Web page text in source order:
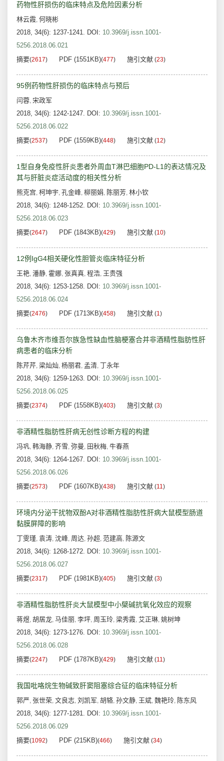
药物性肝损伤的临床特点及危险因素分析
林云霞, 何晓彬
2018, 34(6): 1237-1241. DOI: 10.3969/j.issn.1001-
5256.2018.06.021
摘要(2617) PDF (1551KB)(477) 施引文献 (23)
95例药物性肝损伤的临床特点与预后
闫蓉, 宋政军
2018, 34(6): 1242-1247. DOI: 10.3969/j.issn.1001-
5256.2018.06.022
摘要(2537) PDF (1559KB)(448) 施引文献 (12)
1型自身免疫性肝炎患者外周血T淋巴细胞PD-L1的表达情况及
其与肝脏炎症活动度的相关性分析
熊克宫, 柯坤宇, 孔金峰, 柳丽娟, 陈丽芳, 林小钦
2018, 34(6): 1248-1252. DOI: 10.3969/j.issn.1001-
5256.2018.06.023
摘要(2647) PDF (1843KB)(429) 施引文献 (10)
12例IgG4相关硬化性胆管炎临床特征分析
王艳, 潘静, 霍娜, 张真真, 程浩, 王贵强
2018, 34(6): 1253-1258. DOI: 10.3969/j.issn.1001-
5256.2018.06.024
摘要(2476) PDF (1713KB)(458) 施引文献 (1)
乌鲁木齐市维吾尔族急性缺血性脑梗塞合并非酒精性脂肪性肝
病患者的临床分析
陈芹芹, 梁灿灿, 杨丽君, 孟清, 丁永年
2018, 34(6): 1259-1263. DOI: 10.3969/j.issn.1001-
5256.2018.06.025
摘要(2374) PDF (1558KB)(403) 施引文献 (3)
非酒精性脂肪性肝病无创性诊断方程的构建
冯巩, 韩海静, 齐雪, 弥曼, 田秋梅, 牛春燕
2018, 34(6): 1264-1267. DOI: 10.3969/j.issn.1001-
5256.2018.06.026
摘要(2573) PDF (1607KB)(438) 施引文献 (11)
环境内分泌干扰物双酚A对非酒精性脂肪性肝病大鼠模型肠道
黏膜屏障的影响
丁雯瑾, 袁涛, 沈峰, 周达, 孙超, 范建高, 陈源文
2018, 34(6): 1268-1272. DOI: 10.3969/j.issn.1001-
5256.2018.06.027
摘要(2317) PDF (1981KB)(405) 施引文献 (3)
非酒精性脂肪性肝炎大鼠模型中小檗碱抗氧化效应的观察
蒋煜, 胡居龙, 马佳丽, 李坪, 周玉玲, 梁秀霞, 艾正琳, 姚树坤
2018, 34(6): 1273-1276. DOI: 10.3969/j.issn.1001-
5256.2018.06.028
摘要(2247) PDF (1787KB)(429) 施引文献 (11)
我国吡咯烷生物碱致肝窦阻塞综合征的临床特征分析
郭严, 张世荣, 文良志, 刘凯军, 胡辂, 孙文静, 王斌, 魏艳玲, 陈东风
2018, 34(6): 1277-1281. DOI: 10.3969/j.issn.1001-
5256.2018.06.029
摘要(1092) PDF (215KB)(466) 施引文献 (34)